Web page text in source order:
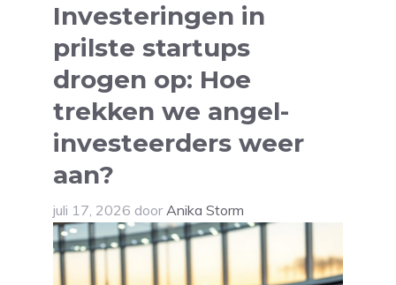
Investeringen in
prilste startups
drogen op: Hoe
trekken we angel-
investeerders weer
aan?
juli 17, 2026 door Anika Storm